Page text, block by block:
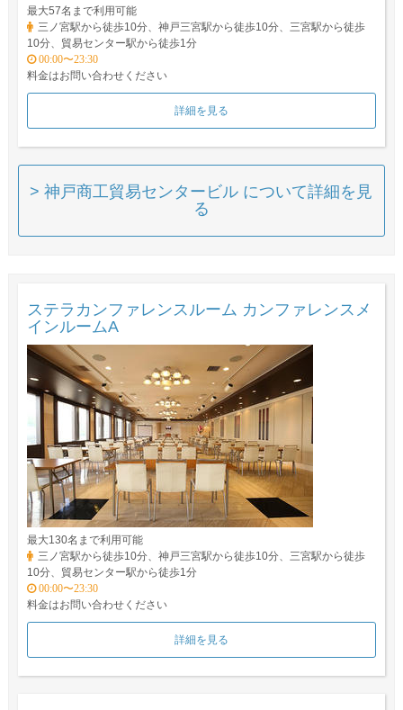
最大57名まで利用可能
三ノ宮駅から徒歩10分、神戸三宮駅から徒歩10分、三宮駅から徒歩
10分、貿易センター駅から徒歩1分
00:00〜23:30
料金はお問い合わせください
詳細を見る
> 神戸商工貿易センタービル について詳細を見
る
ステラカンファレンスルーム カンファレンスメ
インルームA
最大130名まで利用可能
三ノ宮駅から徒歩10分、神戸三宮駅から徒歩10分、三宮駅から徒歩
10分、貿易センター駅から徒歩1分
00:00〜23:30
料金はお問い合わせください
詳細を見る